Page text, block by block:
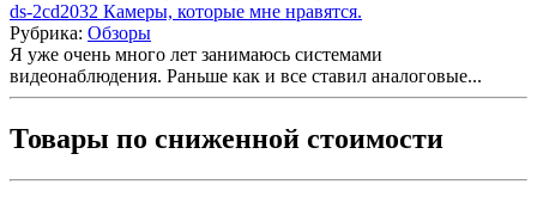
ds-2cd2032 Камеры, которые мне нравятся.
Рубрика: Обзоры
Я уже очень много лет занимаюсь системами
видеонаблюдения. Раньше как и все ставил аналоговые...
Товары по сниженной стоимости